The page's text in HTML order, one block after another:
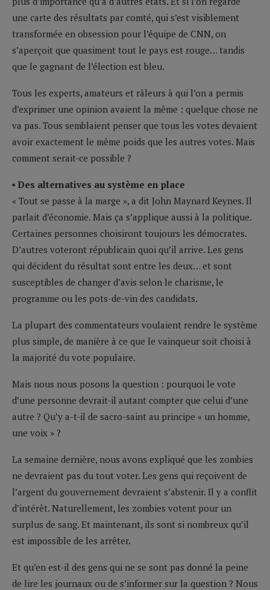
une carte des résultats par comté, qui s’est visiblement
transformée en obsession pour l’équipe de CNN, on
s’aperçoit que quasiment tout le pays est rouge… tandis
que le gagnant de l’élection est bleu.
Tous les experts, amateurs et râleurs à qui l’on a permis
d’exprimer une opinion avaient la même : quelque chose ne
va pas. Tous semblaient penser que tous les votes devaient
avoir exactement le même poids que les autres votes. Mais
comment serait-ce possible ?
▪ Des alternatives au système en place
« Tout se passe à la marge », a dit John Maynard Keynes. Il
parlait d’économie. Mais ça s’applique aussi à la politique.
Certaines personnes choisiront toujours les démocrates.
D’autres voteront républicain quoi qu’il arrive. Les gens
qui décident du résultat sont entre les deux… et sont
susceptibles de changer d’avis selon le charisme, le
programme ou les pots-de-vin des candidats.
La plupart des commentateurs voulaient rendre le système
plus simple, de manière à ce que le vainqueur soit choisi à
la majorité du vote populaire.
Mais nous nous posons la question : pourquoi le vote
d’une personne devrait-il autant compter que celui d’une
autre ? Qu’y a-t-il de sacro-saint au principe « un homme,
une voix » ?
La semaine dernière, nous avons expliqué que les zombies
ne devraient pas du tout voter. Les gens qui reçoivent de
l’argent du gouvernement devraient s’abstenir. Il y a conflit
d’intérêt. Naturellement, les zombies votent pour un
surplus de sang. Et maintenant, ils sont si nombreux qu’il
est impossible de les arrêter.
Et qu’en est-il des gens qui ne se sont pas donné la peine
de lire les journaux ou de s’informer sur la question ? Nous